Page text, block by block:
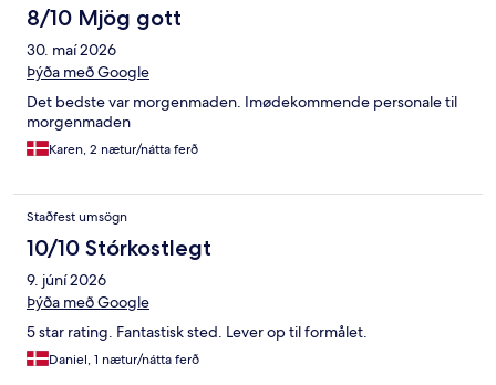
8/10 Mjög gott
30. maí 2026
Þýða með Google
Det bedste var morgenmaden. Imødekommende personale til
morgenmaden
Karen, 2 nætur/nátta ferð
Staðfest umsögn
10/10 Stórkostlegt
9. júní 2026
Þýða með Google
5 star rating. Fantastisk sted. Lever op til formålet.
Daniel, 1 nætur/nátta ferð